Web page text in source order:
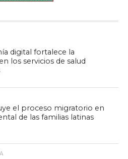
digital fortalece la
los servicios de salud
el proceso migratorio en
de las familias latinas